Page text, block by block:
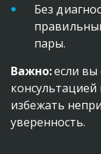
Без
пары.
Важно: если вы
избежать
уверенность.